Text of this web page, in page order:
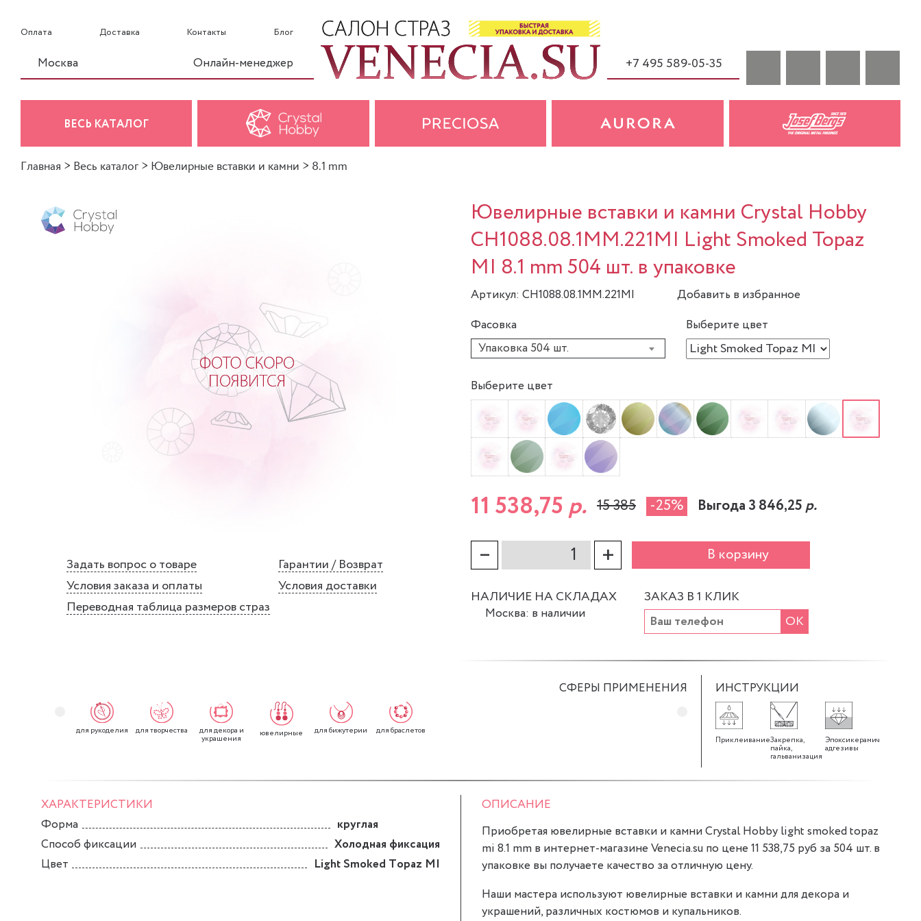
Оплата Доставка Контакты Блог
Москва Онлайн-менеджер +7 495 589-05-35
ВЕСЬ КАТАЛОГ
Главная > Весь каталог > Ювелирные вставки и камни > 8.1 mm
Задать вопрос о товаре
Гарантии / Возврат
Условия заказа и оплаты
Условия доставки
Переводная таблица размеров страз
Ювелирные вставки и камни Crystal Hobby
CH1088.08.1MM.221MI Light Smoked Topaz
MI 8.1 mm 504 шт. в упаковке
Артикул: CH1088.08.1MM.221MI
Добавить в избранное
Фасовка
Упаковка 504 шт.
Выберите цвет
Выберите цвет
11 538,75 р. 15 385 -25% Выгода 3 846,25р.
– + В корзину
НАЛИЧИЕ НА СКЛАДАХ
Москва: в наличии
ЗАКАЗ В 1 КЛИК
ОК
СФЕРЫ ПРИМЕНЕНИЯ
для рукоделия для творчества для декора и
украшения
ювелирные для бижутерии для браслетов
ИНСТРУКЦИИ
ПриклеиваниеЗакрепка,
пайка,
гальванизация
Эпоксикерамические
адгезивы
ХАРАКТЕРИСТИКИ
Форма
круглая
Способ фиксации
Холодная фиксация
Цвет
Light Smoked Topaz MI
ОПИСАНИЕ
Приобретая ювелирные вставки и камни Crystal Hobby light smoked topaz
mi 8.1 mm в интернет-магазине Venecia.su по цене 11 538,75 руб за 504 шт. в
упаковке вы получаете качество за отличную цену.
Наши мастера используют ювелирные вставки и камни для декора и
украшений, различных костюмов и купальников.